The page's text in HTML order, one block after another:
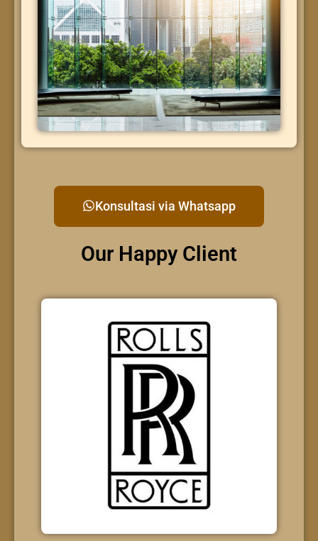
Konsultasi via Whatsapp
Our Happy Client